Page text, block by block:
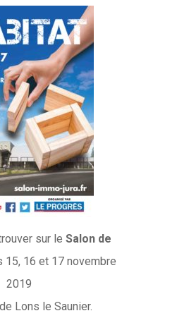
sur le Salon de
15, 16 et 17 novembre
2019
Lons le Saunier.